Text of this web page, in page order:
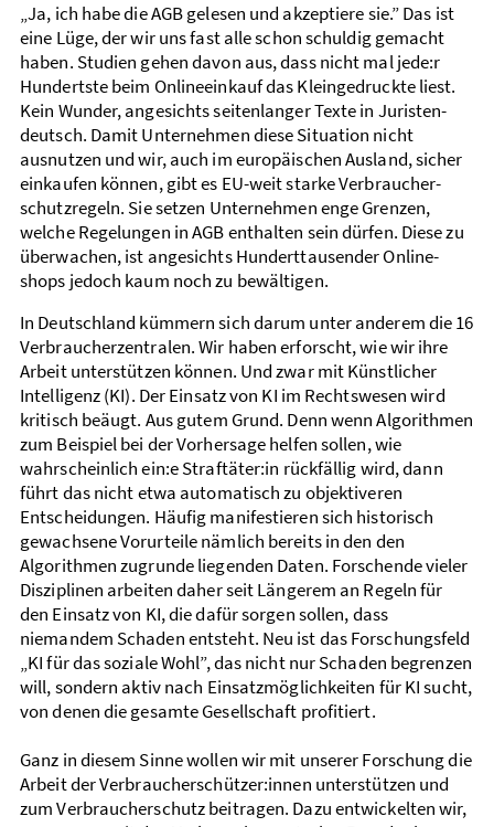
„Ja, ich habe die AGB gelesen und akzeptiere sie.” Das ist
eine Lüge, der wir uns fast alle schon schuldig gemacht
haben. Studien gehen davon aus, dass nicht mal jede:r
Hundertste beim Online­einkauf das Klein­gedruckte liest.
Kein Wunder, angesichts seiten­langer Texte in Juristen­
deutsch. Damit Unternehmen diese Situation nicht
ausnutzen und wir, auch im europäischen Ausland, sicher
einkaufen können, gibt es EU-weit starke Verbraucher­
schutz­regeln. Sie setzen Unternehmen enge Grenzen,
welche Regelungen in AGB enthalten sein dürfen. Diese zu
überwachen, ist angesichts Hundert­tausender Online­
shops jedoch kaum noch zu bewältigen.
In Deutschland kümmern sich darum unter anderem die 16
Verbraucher­zentralen. Wir haben erforscht, wie wir ihre
Arbeit unter­stützen können. Und zwar mit Künstlicher
Intelligenz (KI). Der Einsatz von KI im Rechts­wesen wird
kritisch beäugt. Aus gutem Grund. Denn wenn Algorithmen
zum Beispiel bei der Vorhersage helfen sollen, wie
wahrscheinlich ein:e Straf­täter:in rück­fällig wird, dann
führt das nicht etwa automatisch zu objektiveren
Entscheidungen. Häufig manifestieren sich historisch
gewachsene Vorurteile nämlich bereits in den den
Algorithmen zugrunde liegenden Daten. Forschende vieler
Disziplinen arbeiten daher seit Längerem an Regeln für
den Einsatz von KI, die dafür sorgen sollen, dass
niemandem Schaden entsteht. Neu ist das Forschungs­feld
„KI für das soziale Wohl”, das nicht nur Schaden begrenzen
will, sondern aktiv nach Einsatz­möglichkeiten für KI sucht,
von denen die gesamte Gesellschaft profitiert.
Ganz in diesem Sinne wollen wir mit unserer Forschung die
Arbeit der Verbraucher­schützer:innen unter­stützen und
zum Verbraucher­schutz beitragen. Dazu entwickelten wir,